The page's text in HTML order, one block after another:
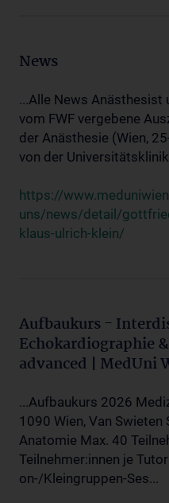
News
...Alle News Anästhesist
vom FWF vergebene
der Anästhesie (Wien,
von der
https://
uns/news/detail/
klaus-ulrich-klein/
Aufbaukurs -
Echokardiographie
advanced | MedUni
...Aufbaukurs 2026
1090 Wien, Van Swieten
Anatomie Max. 40
Teilnehmer:innen je
on-/Kleingruppen-Ses...